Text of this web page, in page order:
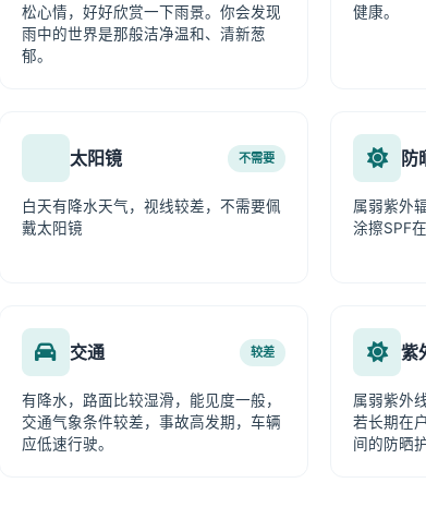
松心情，好好欣赏一下雨景。你会发现
雨中的世界是那般洁净温和、清新葱
郁。
健康。
太阳镜 不需要
白天有降水天气，视线较差，不需要佩
戴太阳镜
防
属弱紫外
涂擦SPF
交通 较差
有降水，路面比较湿滑，能见度一般，
交通气象条件较差，事故高发期，车辆
应低速行驶。
紫
属弱紫外
若长期在
间的防晒